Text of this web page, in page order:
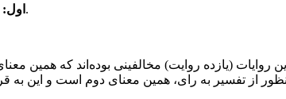
اول: حمل بر معنای خلاف ظاهر یا بر یکی از احتمالات.
(یازده روایت) مخالفینی بوده‌اند که همین